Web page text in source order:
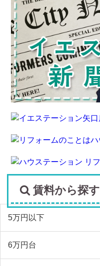
賃料から探す
5万円以下
6万円台